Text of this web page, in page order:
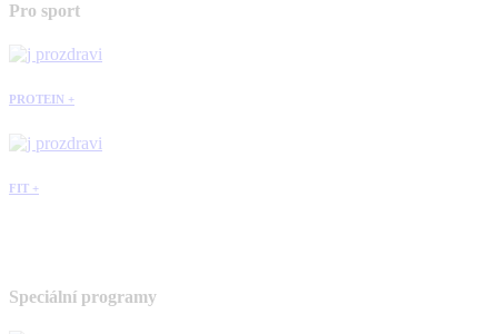
Pro sport
PROTEIN +
FIT +
Speciální programy